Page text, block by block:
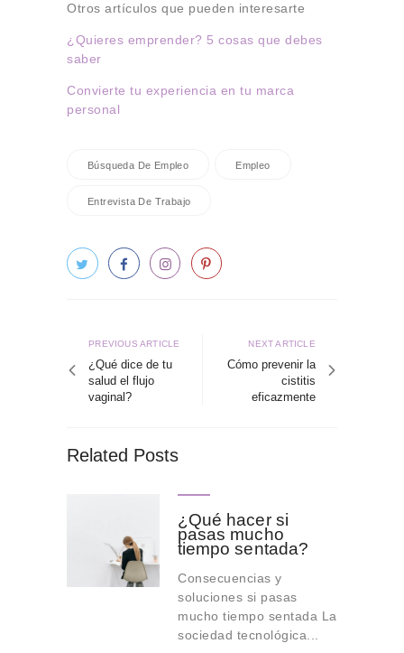
Otros artículos que pueden interesarte
¿Quieres emprender? 5 cosas que debes
saber
Convierte tu experiencia en tu marca
personal
Búsqueda De Empleo Empleo
Entrevista De Trabajo
de
entradas
Previous
article
PREVIOUS ARTICLE
¿Qué dice de tu
salud el flujo
vaginal?
Next
article
NEXT ARTICLE
Cómo prevenir la
cistitis
eficazmente
Related Posts
¿Qué hacer si
pasas mucho
tiempo sentada?
Consecuencias y
soluciones si pasas
mucho tiempo sentada La
sociedad tecnológica...